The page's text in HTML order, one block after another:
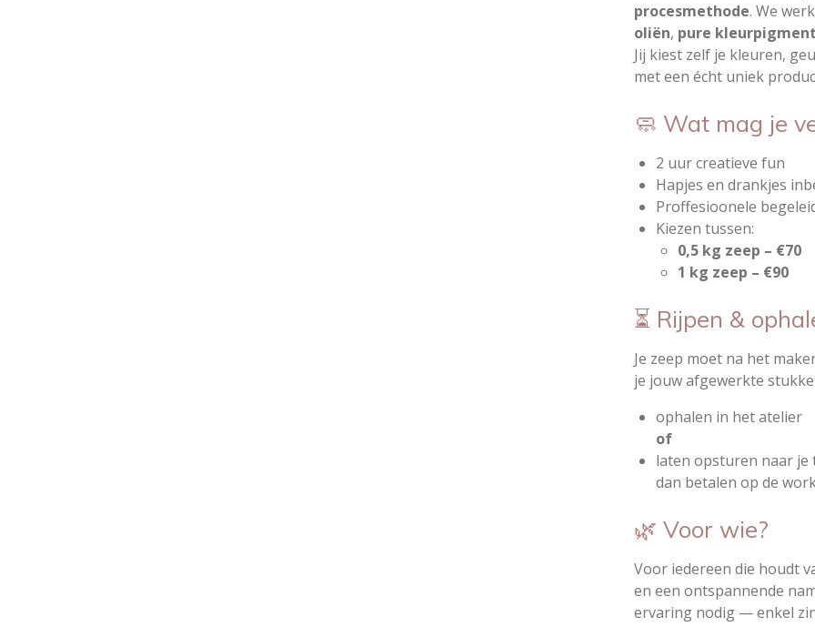
procesmethode. We
oliën, pure
Jij kiest zelf je kleuren,
met een écht uniek
🧼 Wat mag je
2 uur creatieve fun
Hapjes en drankjes
Proffesioonele
Kiezen tussen:
0,5 kg zeep – €70
1 kg zeep – €90
⏳ Rijpen &
Je zeep moet na het
je jouw afgewerkte
ophalen in het atelier
of
laten opsturen naar je
dan betalen op de
🌿 Voor wie?
Voor iedereen die houdt
en een ontspannende
ervaring nodig — enkel